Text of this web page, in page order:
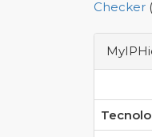
Checker